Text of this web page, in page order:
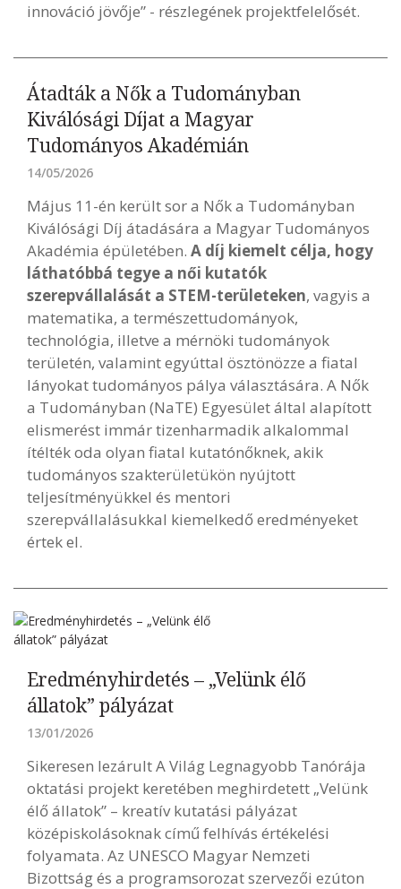
innováció jövője” - részlegének projektfelelősét.
Átadták a Nők a Tudományban
Kiválósági Díjat a Magyar
Tudományos Akadémián
14/05/2026
Május 11-én került sor a Nők a Tudományban
Kiválósági Díj átadására a Magyar Tudományos
Akadémia épületében. A díj kiemelt célja, hogy
láthatóbbá tegye a női kutatók
szerepvállalását a STEM-területeken, vagyis a
matematika, a természettudományok,
technológia, illetve a mérnöki tudományok
területén, valamint egyúttal ösztönözze a fiatal
lányokat tudományos pálya választására. A Nők
a Tudományban (NaTE) Egyesület által alapított
elismerést immár tizenharmadik alkalommal
ítélték oda olyan fiatal kutatónőknek, akik
tudományos szakterületükön nyújtott
teljesítményükkel és mentori
szerepvállalásukkal kiemelkedő eredményeket
értek el.
Eredményhirdetés – „Velünk élő
állatok” pályázat
13/01/2026
Sikeresen lezárult A Világ Legnagyobb Tanórája
oktatási projekt keretében meghirdetett „Velünk
élő állatok” – kreatív kutatási pályázat
középiskolásoknak című felhívás értékelési
folyamata. Az UNESCO Magyar Nemzeti
Bizottság és a programsorozat szervezői ezúton